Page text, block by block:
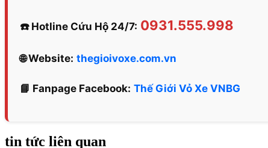
☎️ Hotline Cứu Hộ 24/7: 0931.555.998
🌐 Website: thegioivoxe.com.vn
📘 Fanpage Facebook: Thế Giới Vỏ Xe VNBG
tin tức liên quan